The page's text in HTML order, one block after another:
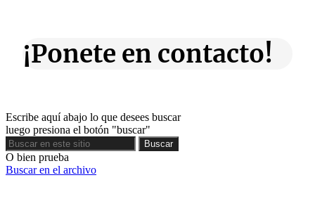
¡Ponete en contacto!
Escribe aquí abajo lo que desees buscar
luego presiona el botón "buscar"
Buscar
Buscar
O bien prueba
Buscar en el archivo